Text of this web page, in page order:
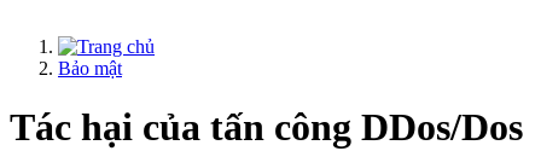
Bảo mật
Tác hại của tấn công DDos/Dos